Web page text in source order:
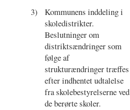
3)
Kommunens inddeling i
skoledistrikter.
Beslutninger om
distriktsændringer som
følge af
strukturændringer træffes
efter indhentet udtalelse
fra skolebestyrelserne ved
de berørte skoler.